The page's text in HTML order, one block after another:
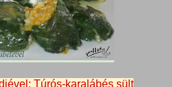
Túrós-karalábés sült